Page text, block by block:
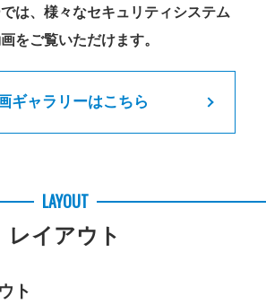
は、様々なセキュリティシステム
をご覧いただけます。
ギャラリーはこちら
LAYOUT
レイアウト
ト